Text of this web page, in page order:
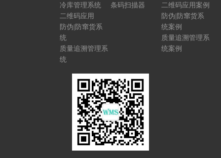
冷库管理系统
二维码应用
防伪|防窜货系
统
质量追溯管理系
统
条码扫描器
二维码应用案例
防伪|防窜货系
统案例
质量追溯管理系
统案例